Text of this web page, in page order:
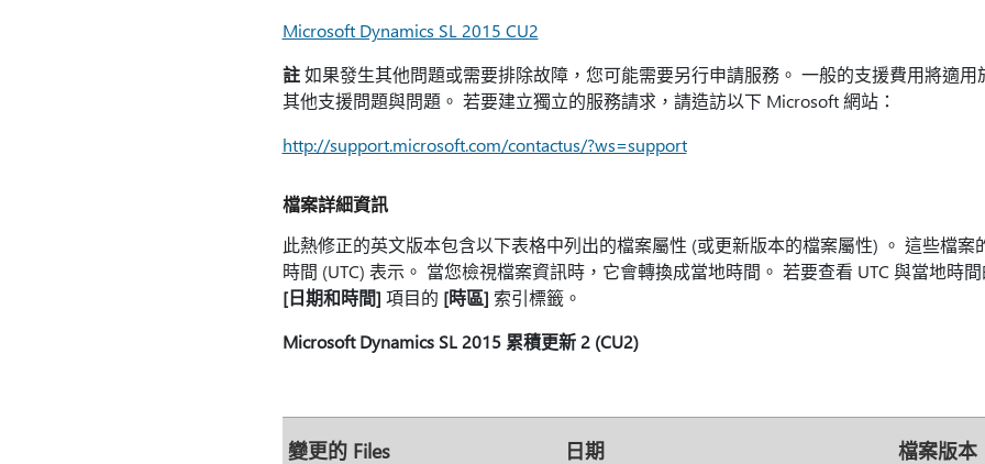
Microsoft Dynamics SL 2015 CU2
註如果發生其他問題或需要排除故障，您可能需要另行申請服務。 一般的支援費用將適用
其他支援問題與問題。 若要建立獨立的服務請求，請造訪以下 Microsoft 網站：
http://support.microsoft.com/contactus/?ws=support
檔案詳細資訊
此熱修正的英文版本包含以下表格中列出的檔案屬性 (或更新版本的檔案屬性) 。 這些檔案
時間 (UTC) 表示。 當您檢視檔案資訊時，它會轉換成當地時間。 若要查看 UTC 與當地時
[日期和時間] 項目的 [時區] 索引標籤。
Microsoft Dynamics SL 2015 累積更新 2 (CU2)
變更的 Files 日期 檔案版本